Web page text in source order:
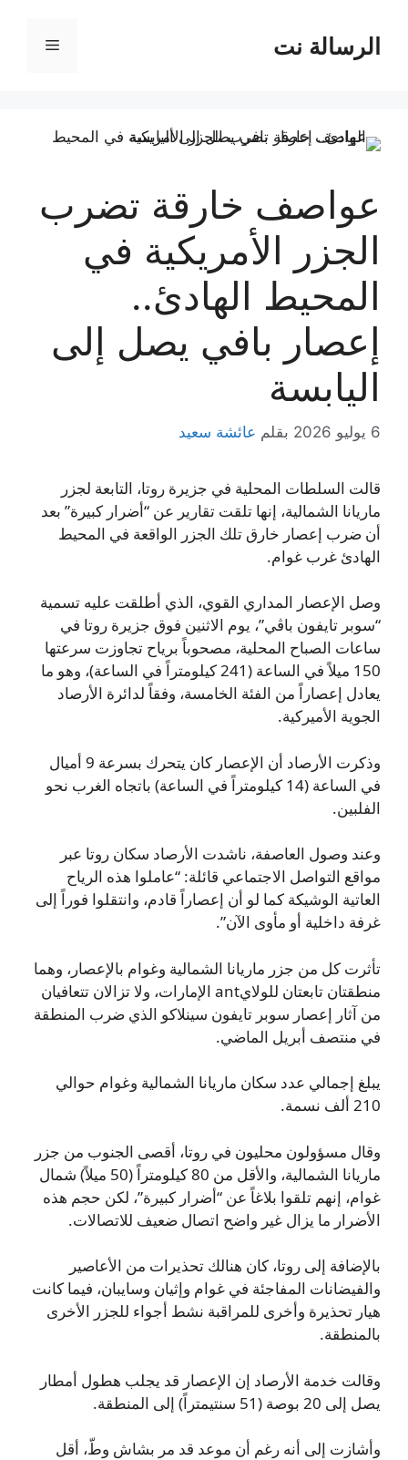
المحتوىالرسالة نت القائمة
عواصف خارقة تضرب
الجزر الأمريكية في
المحيط الهادئ..
إعصار بافي يصل إلى
اليابسة
6 يوليو 2026 بقلم عائشة سعيد
قالت السلطات المحلية في جزيرة روتا، التابعة لجزر
ماريانا الشمالية، إنها تلقت تقارير عن “أضرار كبيرة” بعد
أن ضرب إعصار خارق تلك الجزر الواقعة في المحيط
الهادئ غرب غوام.
وصل الإعصار المداري القوي، الذي أطلقت عليه تسمية
“سوبر تايفون باڤي”، يوم الاثنين فوق جزيرة روتا في
ساعات الصباح المحلية، مصحوباً برياح تجاوزت سرعتها
150 ميلاً في الساعة (241 كيلومتراً في الساعة)، وهو ما
يعادل إعصاراً من الفئة الخامسة، وفقاً لدائرة الأرصاد
الجوية الأميركية.
وذكرت الأرصاد أن الإعصار كان يتحرك بسرعة 9 أميال
في الساعة (14 كيلومتراً في الساعة) باتجاه الغرب نحو
الفلبين.
وعند وصول العاصفة، ناشدت الأرصاد سكان روتا عبر
مواقع التواصل الاجتماعي قائلة: “عاملوا هذه الرياح
العاتية الوشيكة كما لو أن إعصاراً قادم، وانتقلوا فوراً إلى
غرفة داخلية أو مأوى الآن”.
تأثرت كل من جزر ماريانا الشمالية وغوام بالإعصار، وهما
منطقتان تابعتان للولايant الإمارات، ولا تزالان تتعافيان
من آثار إعصار سوبر تايفون سينلاكو الذي ضرب المنطقة
في منتصف أبريل الماضي.
يبلغ إجمالي عدد سكان ماريانا الشمالية وغوام حوالي
210 ألف نسمة.
وقال مسؤولون محليون في روتا، أقصى الجنوب من جزر
ماريانا الشمالية، والأقل من 80 كيلومتراً (50 ميلاً) شمال
غوام، إنهم تلقوا بلاغاً عن “أضرار كبيرة”، لكن حجم هذه
الأضرار ما يزال غير واضح اتصال ضعيف للاتصالات.
بالإضافة إلى روتا، كان هنالك تحذيرات من الأعاصير
والفيضانات المفاجئة في غوام وإثيان وسايبان، فيما كانت
هيار تحذيرة وأخرى للمراقبة نشط أجواء للجزر الأخرى
بالمنطقة.
وقالت خدمة الأرصاد إن الإعصار قد يجلب هطول أمطار
يصل إلى 20 بوصة (51 سنتيمتراً) إلى المنطقة.
وأشازت إلى أنه رغم أن موعد قد مر بشاش وطّ، أقل